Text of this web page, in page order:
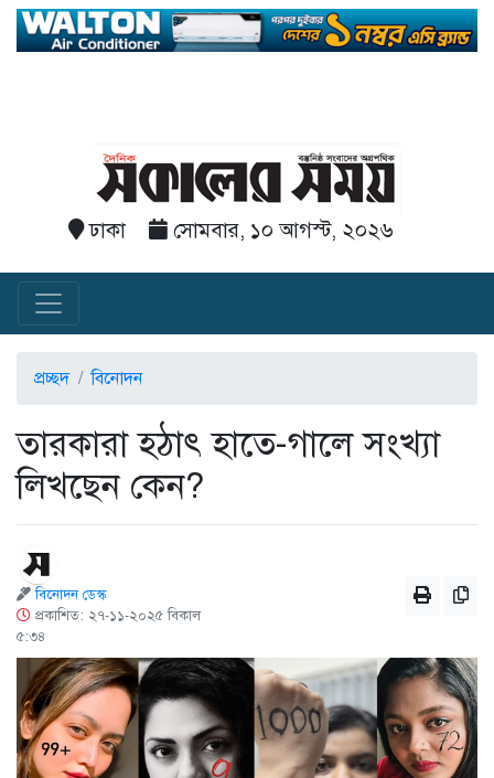
ঢাকা সোমবার, ১০ আগস্ট, ২০২৬
প্রচ্ছদ বিনোদন
তারকারা হঠাৎ হাতে-গালে সংখ্যা
লিখছেন কেন?
বিনোদন ডেস্ক
প্রকাশিত: ২৭-১১-২০২৫ বিকাল
৫:৩৪